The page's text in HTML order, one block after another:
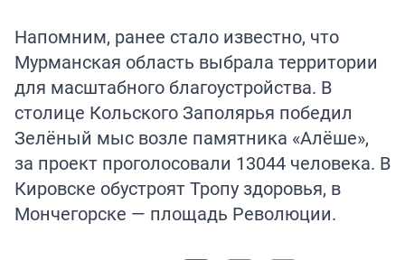
Напомним, ранее стало известно, что
Мурманская область выбрала территории
для масштабного благоустройства. В
столице Кольского Заполярья победил
Зелёный мыс возле памятника «Алёше»,
за проект проголосовали 13044 человека. В
Кировске обустроят Тропу здоровья, в
Мончегорске — площадь Революции.